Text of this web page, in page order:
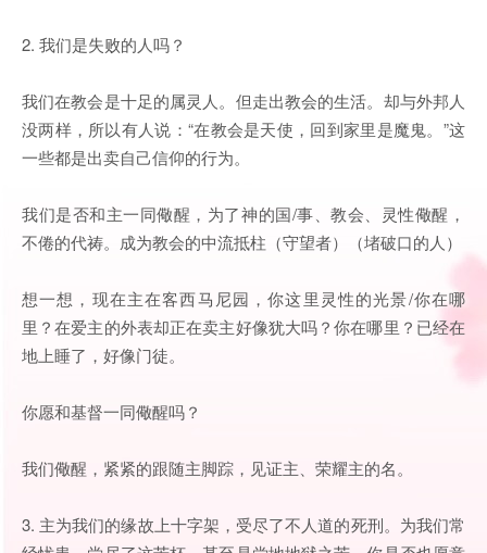
2. 我们是失败的人吗？
我们在教会是十足的属灵人。但走出教会的生活。却与外邦人
没两样，所以有人说：“在教会是天使，回到家里是魔鬼。”这
一些都是出卖自己信仰的行为。
我们是否和主一同儆醒，为了神的国/事、教会、灵性儆醒，
不倦的代祷。成为教会的中流抵柱（守望者）（堵破口的人）
想一想，现在主在客西马尼园，你这里灵性的光景/你在哪
里？在爱主的外表却正在卖主好像犹大吗？你在哪里？已经在
地上睡了，好像门徒。
你愿和基督一同儆醒吗？
我们儆醒，紧紧的跟随主脚踪，见证主、荣耀主的名。
3. 主为我们的缘故上十字架，受尽了不人道的死刑。为我们常